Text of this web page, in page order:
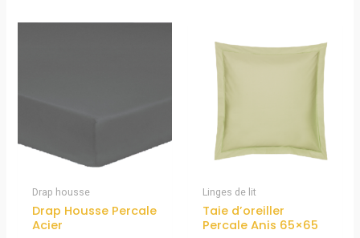
Drap housse
Drap Housse Percale
Acier
Linges de lit
Taie d’oreiller
Percale Anis 65×65